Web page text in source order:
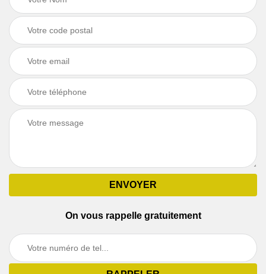
On vous rappelle gratuitement